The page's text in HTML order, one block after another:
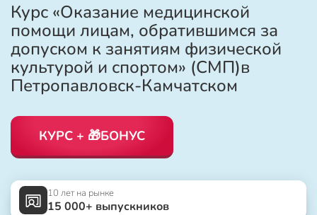
Курс «Оказание медицинской
помощи лицам, обратившимся за
допуском к занятиям физической
культурой и спортом» (СМП)в
Петропавловск-Камчатском
КУРС + 🎁БОНУС
10 лет на рынке
15 000+ выпускников